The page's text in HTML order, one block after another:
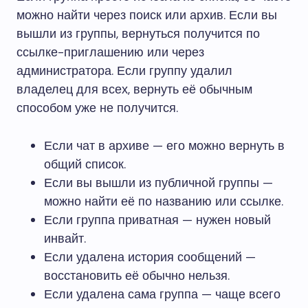
можно найти через поиск или архив. Если вы
вышли из группы, вернуться получится по
ссылке-приглашению или через
администратора. Если группу удалил
владелец для всех, вернуть её обычным
способом уже не получится.
Если чат в архиве — его можно вернуть в
общий список.
Если вы вышли из публичной группы —
можно найти её по названию или ссылке.
Если группа приватная — нужен новый
инвайт.
Если удалена история сообщений —
восстановить её обычно нельзя.
Если удалена сама группа — чаще всего